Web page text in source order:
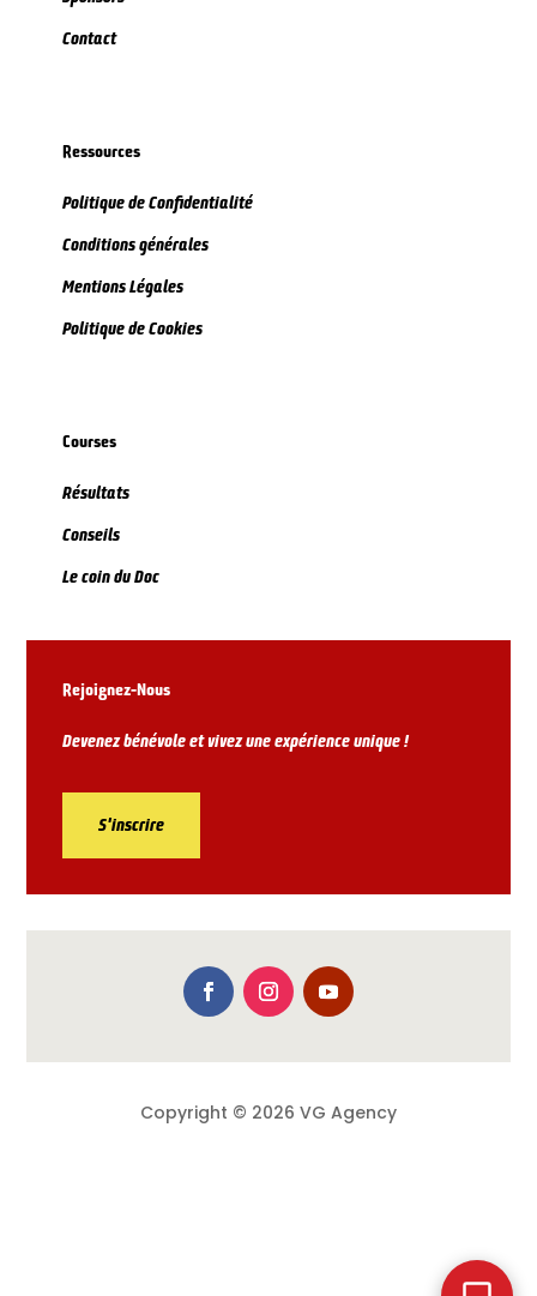
Contact
Ressources
Politique de Confidentialité
Conditions générales
Mentions Légales
Politique de Cookies
Courses
Résultats
Conseils
Le coin du Doc
Rejoignez-Nous
Devenez bénévole et vivez une expérience unique !
S'inscrire
Copyright © 2026 VG Agency